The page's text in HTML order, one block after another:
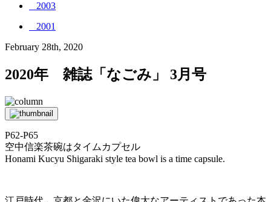
_ 2003
_ 2001
February 28th, 2020
2020年 雑誌「なごみ」 3月号
P62-P65
空中信楽茶碗はタイムカプセル
Honami Kucyu Shigaraki style tea bowl is a time capsule.